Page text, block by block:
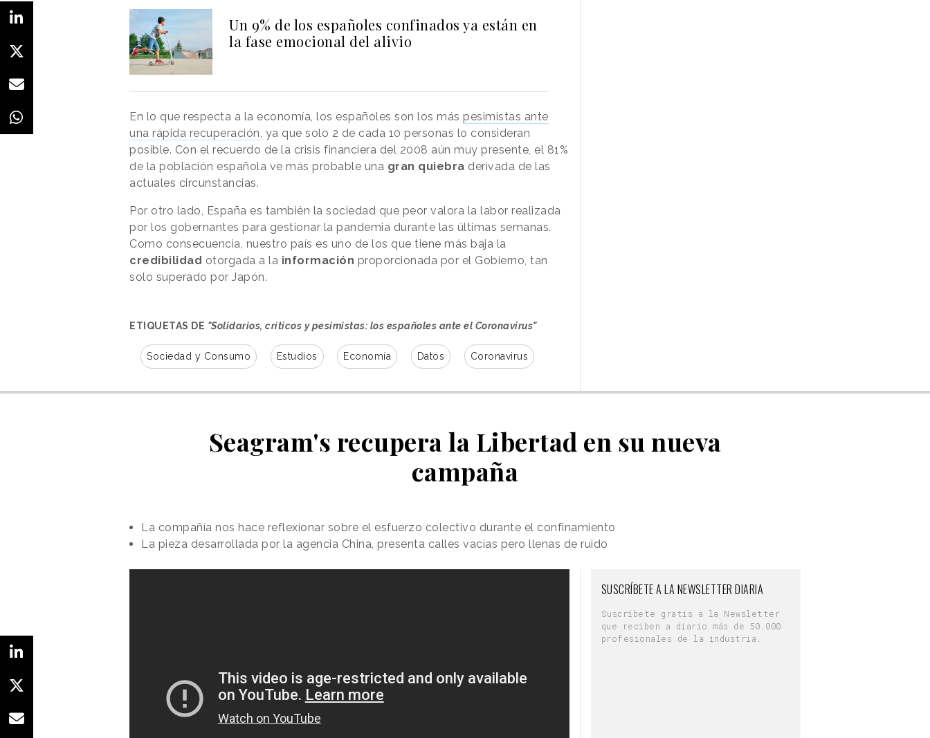
Un 9% de los españoles confinados ya están en
la fase emocional del alivio
En lo que respecta a la economía, los españoles son los más pesimistas ante
una rápida recuperación , ya que solo 2 de cada 10 personas lo consideran
posible. Con el recuerdo de la crisis financiera del 2008 aún muy presente, el 81%
de la población española ve más probable una gran quiebra derivada de las
actuales circunstancias.
Por otro lado, España es también la sociedad que peor valora la labor realizada
por los gobernantes para gestionar la pandemia durante las últimas semanas.
Como consecuencia, nuestro país es uno de los que tiene más baja la
credibilidad otorgada a la información proporcionada por el Gobierno, tan
solo superado por Japón.
ETIQUETAS DE "Solidarios, críticos y pesimistas: los españoles ante el Coronavirus"
Sociedad y Consumo Estudios Economía Datos Coronavirus
Seagram's recupera la Libertad en su nueva
campaña
La compañía nos hace reflexionar sobre el esfuerzo colectivo durante el confinamiento
La pieza desarrollada por la agencia China, presenta calles vacías pero llenas de ruido
SUSCRÍBETE A LA NEWSLETTER DIARIA
Suscríbete gratis a la Newsletter
que reciben a diario más de 50.000
profesionales de la industria.